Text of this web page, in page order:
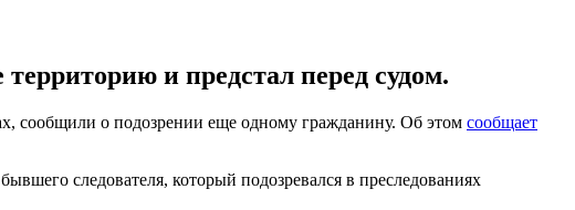
и предстал перед судом.
сообщили о подозрении еще одному гражданину. Об этом сообщает
следователя, который подозревался в преследованиях